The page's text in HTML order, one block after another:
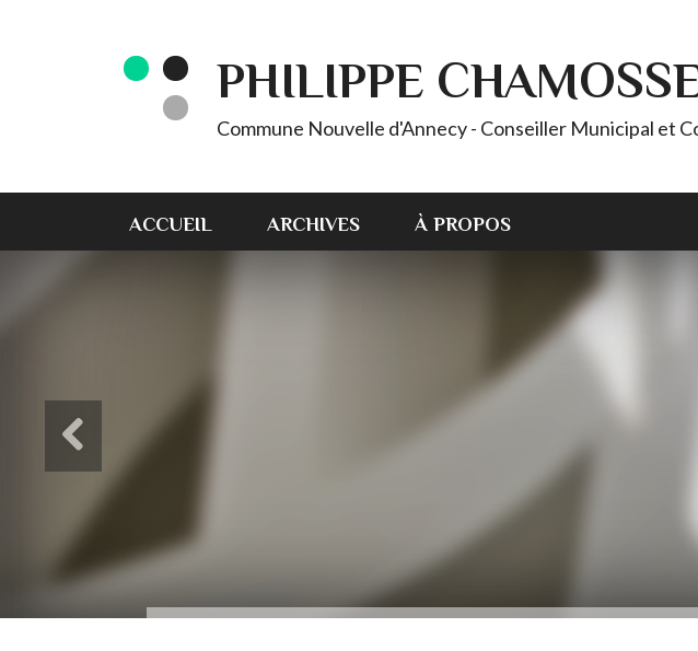
PHILIPPE
Commune Nouvelle d'Annecy - Conseiller Municipal et
ACCUEIL ARCHIVES À PROPOS